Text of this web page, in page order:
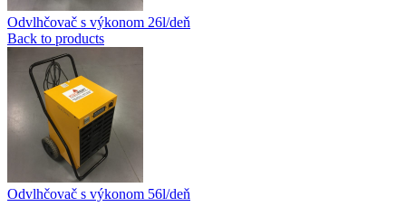
Odvlhčovač s výkonom 26l/deň
Back to products
Odvlhčovač s výkonom 56l/deň